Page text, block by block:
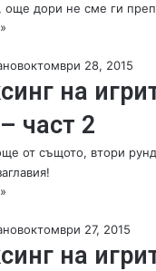
още дори не сме ги
октомври 28, 2015
на
част 2
от същото, втори
октомври 27, 2015
на